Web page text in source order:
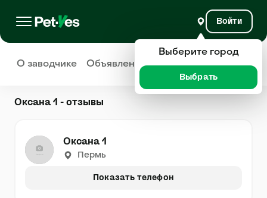
Войти
О заводчике Объявления Отзывы
Оксана 1 - отзывы
Оксана 1
Пермь
Показать телефон
Выберите город
Выбрать